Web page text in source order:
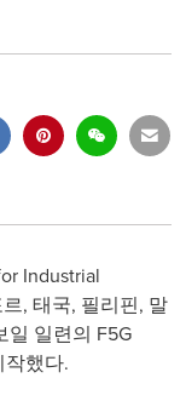
Industrial
, 태국, 필리핀, 말
일련의 F5G
했다.